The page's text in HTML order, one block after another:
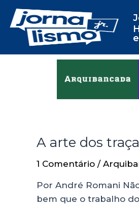
A arte dos
1 Comentário /
Por André Romani
bem que o trabalho